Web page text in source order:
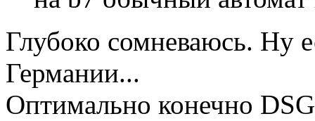
Глубоко сомневаюсь. Ну
Германии...
Оптимально конечно